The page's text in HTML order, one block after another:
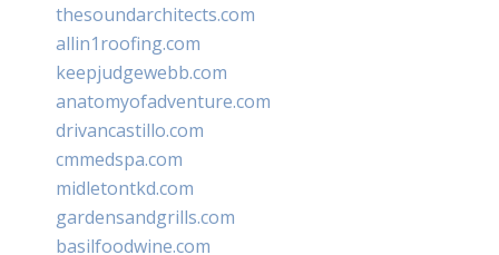
thesoundarchitects.com
allin1roofing.com
keepjudgewebb.com
anatomyofadventure.com
drivancastillo.com
cmmedspa.com
midletontkd.com
gardensandgrills.com
basilfoodwine.com